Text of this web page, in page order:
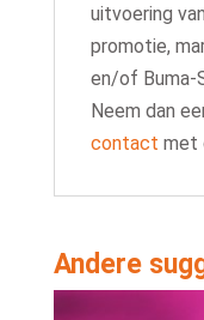
uitvoering
promotie,
en/of Buma-
Neem dan
contact met
Andere